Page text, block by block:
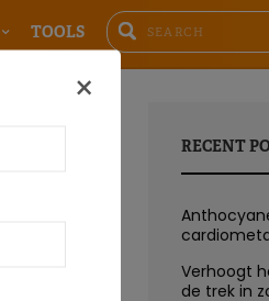
TOOLS
RECENT
Verhoogt
de trek in
×